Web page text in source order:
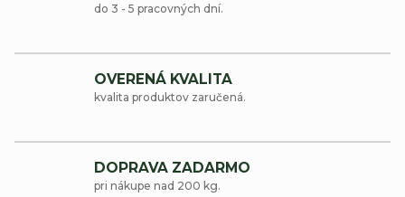
do 3 - 5 pracovných dní.
OVERENÁ KVALITA
kvalita produktov zaručená.
DOPRAVA ZADARMO
pri nákupe nad 200 kg.